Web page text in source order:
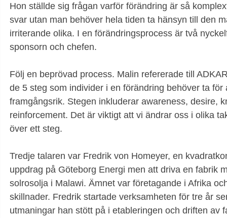
Hon ställde sig frågan varför förändring är så
svar utan man behöver hela tiden ta hänsyn till den
irriterande olika. I en förändringsprocess är två
sponsorn och chefen.
Följ en beprövad process. Malin refererade till
de 5 steg som individer i en förändring behöver ta
framgångsrik. Stegen inkluderar awareness, desire,
reinforcement. Det är viktigt att vi ändrar oss i olika
över ett steg.
Tredje talaren var Fredrik von Homeyer, en
uppdrag på Göteborg Energi men att driva en fabrik
solrosolja i Malawi. Ämnet var företagande i Afrika
skillnader. Fredrik startade verksamheten för tre år
utmaningar han stött på i etableringen och driften av